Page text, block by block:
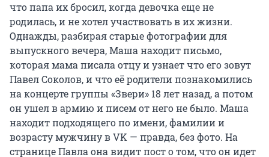
что папа их бросил, когда девочка еще не
родилась, и не хотел участвовать в их жизни.
Однажды, разбирая старые фотографии для
выпускного вечера, Маша находит письмо,
которая мама писала отцу и узнает что его зовут
Павел Соколов, и что её родители познакомились
на концерте группы «Звери» 18 лет назад, а потом
он ушел в армию и писем от него не было. Маша
находит подходящего по имени, фамилии и
возрасту мужчину в VK — правда, без фото. На
странице Павла она видит пост о том, что он идет